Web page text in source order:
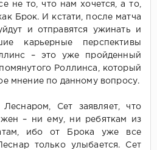
не то, что нам хочется, а то,
Брок. И кстати, после матча
и отправятся ужинать и
карьерные перспективы
– это уже пройденный
Роллинса, который
мнение по данному вопросу.
Сет заявляет, что
– ни ему, ни ребяткам из
ибо от Брока уже все
только улыбается. Сет